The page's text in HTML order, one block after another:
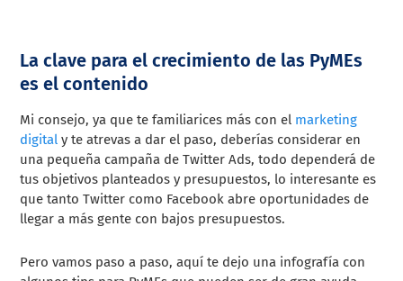
La clave para el crecimiento de las PyMEs
es el contenido
Mi consejo, ya que te familiarices más con el marketing
digital y te atrevas a dar el paso, deberías considerar en
una pequeña campaña de Twitter Ads, todo dependerá de
tus objetivos planteados y presupuestos, lo interesante es
que tanto Twitter como Facebook abre oportunidades de
llegar a más gente con bajos presupuestos.
Pero vamos paso a paso, aquí te dejo una infografía con